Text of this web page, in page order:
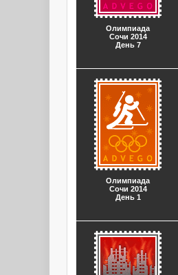
Олимпиада
Сочи 2014
День 7
Олимпиада
Сочи 2014
День 1